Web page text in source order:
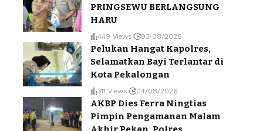
PRINGSEWU BERLANGSUNG
HARU
449 Views 03/08/2026
Pelukan Hangat Kapolres,
Selamatkan Bayi Terlantar di
Kota Pekalongan
311 Views 04/08/2026
AKBP Dies Ferra Ningtias
Pimpin Pengamanan Malam